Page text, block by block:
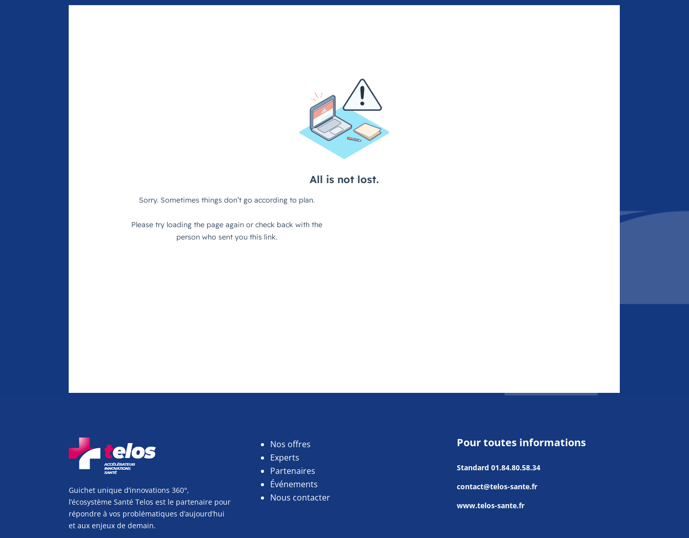
Guichet unique d’innovations 360°,
l’écosystème Santé Telos est le partenaire pour
répondre à vos problématiques d’aujourd’hui
et aux enjeux de demain.
Nos offres
Experts
Partenaires
Événements
Nous contacter
Pour toutes informations
Standard 01.84.80.58.34
contact@telos-sante.fr
www.telos-sante.fr